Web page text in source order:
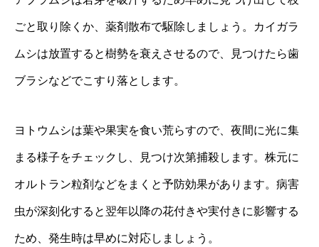
ごと取り除くか、薬剤散布で駆除しましょう。カイガラ
ムシは放置すると樹勢を衰えさせるので、見つけたら歯
ブラシなどでこすり落とします。
ヨトウムシは葉や果実を食い荒らすので、夜間に光に集
まる様子をチェックし、見つけ次第捕殺します。株元に
オルトラン粒剤などをまくと予防効果があります。病害
虫が深刻化すると翌年以降の花付きや実付きに影響する
ため、発生時は早めに対応しましょう。